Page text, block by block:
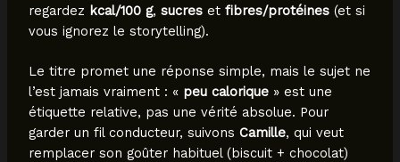
regardez kcal/100 g, sucreset fibres/protéines(et si
vous ignorez le storytelling).
Le titre promet une réponse simple, mais le sujet ne
l’est jamais vraiment : « peu calorique» est une
étiquette relative, pas une vérité absolue. Pour
garder un fil conducteur, suivons Camille, qui veut
remplacer son goûter habituel (biscuit + chocolat)